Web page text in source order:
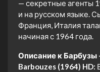
— секретные агенты
и на русском языке.
Франция, Италия
начиная с 1964 года.
Описание к Барбузы
Barbouzes (1964) HD: